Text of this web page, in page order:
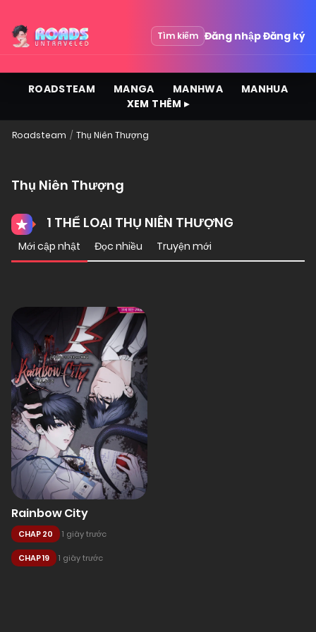
Tìm kiếm Đăng nhậpĐăng ký
ROADSTEAM MANGA MANHWA
MANHUA
XEM THÊM ▸
Roadsteam Thụ Niên Thượng
Thụ Niên Thượng
1 THỂ LOẠI THỤ NIÊN THƯỢNG
Mới cập nhật Đọc nhiều Truyện mới
Rainbow City
CHAP 20 1 giây trước
CHAP 19 1 giây trước